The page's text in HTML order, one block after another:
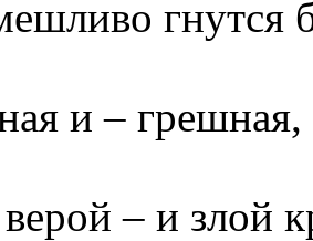
гнутся
и – грешная,
– и злой